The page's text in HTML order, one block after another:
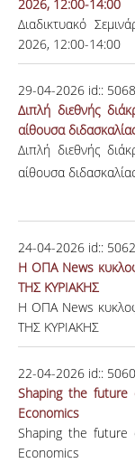
2026, 12:00-14:00
Διαδικτυακό
2026, 12:00-14:00
29-04-2026 id:: 5068
Διπλή διεθνής
αίθουσα
Διπλή διεθνής
αίθουσα
24-04-2026 id:: 5062
H ΟΠΑ News
ΤΗΣ ΚΥΡΙΑΚΗΣ
H ΟΠΑ News
ΤΗΣ ΚΥΡΙΑΚΗΣ
22-04-2026 id:: 5060
Shaping the future
Economics
Shaping the future
Economics